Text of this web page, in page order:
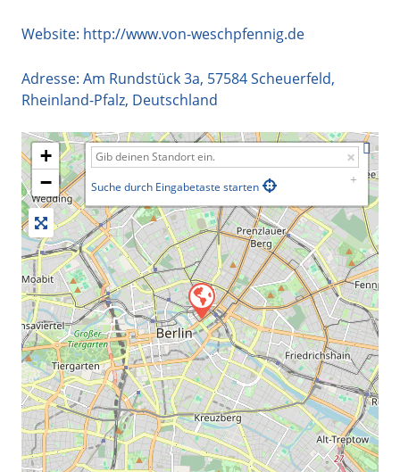
Website: http://www.von-weschpfennig.de
Adresse: Am Rundstück 3a, 57584Scheuerfeld,
Rheinland-Pfalz, Deutschland
+
−
Suche durch Eingabetaste starten